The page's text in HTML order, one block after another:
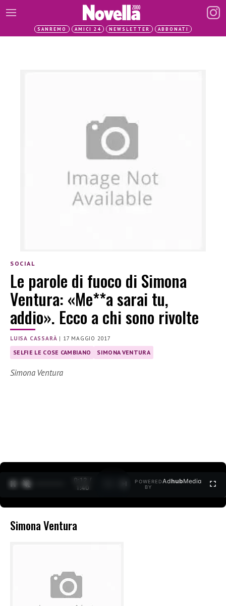
SANREMO AMICI 24 NEWSLETTER ABBONATI
SOCIAL
Le parole di fuoco di Simona
Ventura: «Me**a sarai tu,
addio». Ecco a chi sono rivolte
LUISA CASSARÀ | 17 MAGGIO 2017
SELFIE LE COSE CAMBIANO SIMONA VENTURA
Simona Ventura
0:12 /
1:40
POWERED
BY
AdhubMedia
Simona Ventura